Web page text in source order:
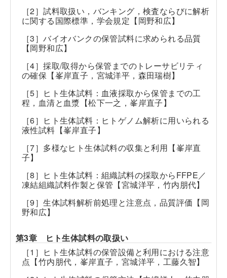
［2］試料取扱い，バンキング，検査ならびに解析
に関する国際標準，学会規定【岡野和広】
［3］バイオバンクの保管試料に求められる品質
【岡野和広】
［4］採取/取得から保管までのトレーサビリティ
の確保【峯岸直子，宮城洋平，森田瑞樹】
［5］ヒト生体試料：血液採取から保管までの工
程，血清と血漿【松下一之，峯岸直子】
［6］ヒト生体試料：ヒトゲノム解析に用いられる
液性試料【峯岸直子】
［7］多様なヒト生体試料の収集と利用【峯岸直
子】
［8］ヒト生体試料：組織試料の採取からFFPE／
凍結組織試料作製と保管【宮城洋平，竹内朋代】
［9］生体試料解析前処理と注意点，品質評価【岡
野和広】
第3章 ヒト生体試料の取扱い
［1］ヒト生体試料の保管設備と利用における注意
点【竹内朋代，峯岸直子，宮城洋平，工藤久智】